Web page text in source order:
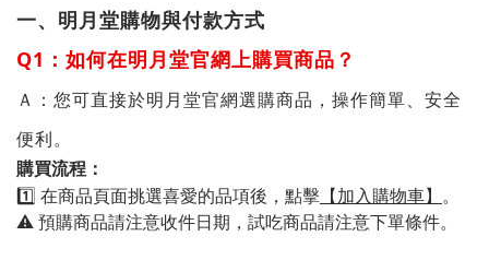
一、明月堂購物與付款方式
Q1：如何在明月堂官網上購買商品？
Ａ ： 您可直接於明月堂官網選購商品，操作簡單、安全
便利。
購買流程：
1️⃣ 在商品頁面挑選喜愛的品項後，點擊 【加入購物車】 。
⚠️ 預購商品請注意收件日期，試吃商品請注意下單條件。